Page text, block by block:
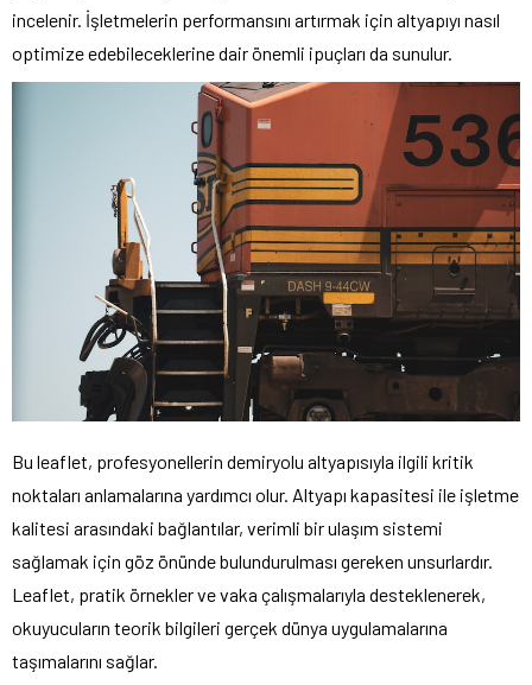
incelenir. İşletmelerin performansını artırmak için altyapıyı nasıl
optimize edebileceklerine dair önemli ipuçları da sunulur.
Bu leaflet, profesyonellerin demiryolu altyapısıyla ilgili kritik
noktaları anlamalarına yardımcı olur. Altyapı kapasitesi ile işletme
kalitesi arasındaki bağlantılar, verimli bir ulaşım sistemi
sağlamak için göz önünde bulundurulması gereken unsurlardır.
Leaflet, pratik örnekler ve vaka çalışmalarıyla desteklenerek,
okuyucuların teorik bilgileri gerçek dünya uygulamalarına
taşımalarını sağlar.